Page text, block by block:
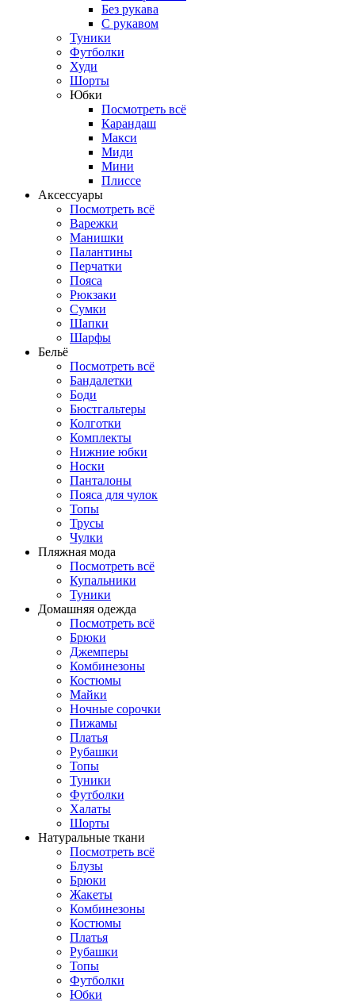
Без рукава
С рукавом
Туники
Футболки
Худи
Шорты
Юбки
Посмотреть всё
Карандаш
Макси
Миди
Мини
Плиссе
Аксессуары
Посмотреть всё
Варежки
Манишки
Палантины
Перчатки
Пояса
Рюкзаки
Сумки
Шапки
Шарфы
Бельё
Посмотреть всё
Бандалетки
Боди
Бюстгальтеры
Колготки
Комплекты
Нижние юбки
Носки
Панталоны
Поясa для чулок
Топы
Трусы
Чулки
Пляжная мода
Посмотреть всё
Купальники
Туники
Домашняя одежда
Посмотреть всё
Брюки
Джемперы
Комбинезоны
Костюмы
Майки
Ночные сорочки
Пижамы
Платья
Рубашки
Топы
Туники
Футболки
Халаты
Шорты
Натуральные ткани
Посмотреть всё
Блузы
Брюки
Жакеты
Комбинезоны
Костюмы
Платья
Рубашки
Топы
Футболки
Юбки